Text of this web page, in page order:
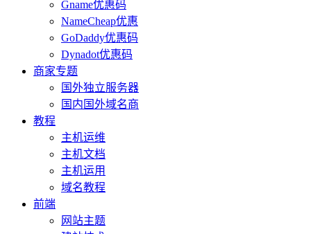
Gname优惠码
NameCheap优惠
GoDaddy优惠码
Dynadot优惠码
商家专题
国外独立服务器
国内国外域名商
教程
主机运维
主机文档
主机运用
域名教程
前端
网站主题